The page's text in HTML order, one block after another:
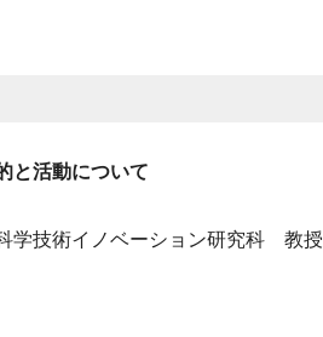
と活動について
学技術イノベーション研究科 教授